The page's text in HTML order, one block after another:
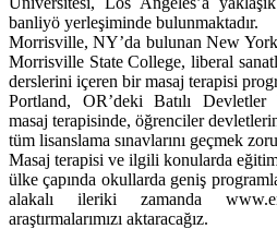
banliyö yerleşiminde bulunmaktadır.
Morrisville, NY’da bulunan New
Morrisville State College, liberal
derslerini içeren bir masaj terapisi
Portland, OR’deki Batılı Devletler
masaj terapisinde, öğrenciler
tüm lisanslama sınavlarını geçmek
Masaj terapisi ve ilgili konularda
ülke çapında okullarda geniş
alakalı ileriki zamanda
araştırmalarımızı aktaracağız.